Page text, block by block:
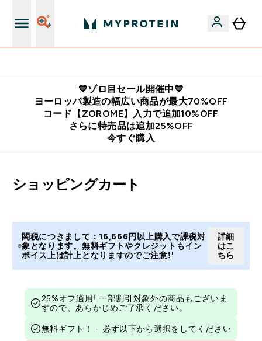
💙ゾロ目セール開催中💙
ヨーロッパ製造の幅広い商品が最大70%OFF
コード【ZOROME】入力で追加10%OFF
さらに特売品は追加25%OFF
今すぐ購入
ショッピングカート
関税につきまして：16,666円以上購入で課税対
象となります。無料ギフトやクレジットもイン
ボイス上は計上となりますのでご注意!'
詳細
はこ
ちら
25%オフ適用! 一部割引対象外の商品もございま
すので、あらかじめご了承ください。
無料ギフト！ - 必ず以下から選択をしてください